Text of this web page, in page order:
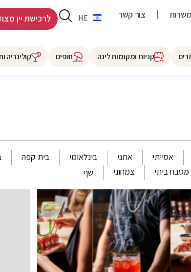
צור קשר HE
RU
לרכישת יין
קניות ומקומות לינה חופים קולינריה
אסייתי אתני בינלאומי בית קפה
מטבח ביתי
צמחוני שף